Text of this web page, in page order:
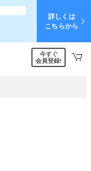
詳しくは
こちらから
今すぐ
会員登録!